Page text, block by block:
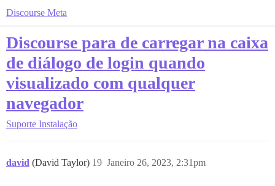
Discourse Meta
Discourse para de carregar na caixa
de diálogo de login quando
visualizado com qualquer
navegador
Suporte Instalação
david (David Taylor) Janeiro 26, 2023, 2:31pm
19